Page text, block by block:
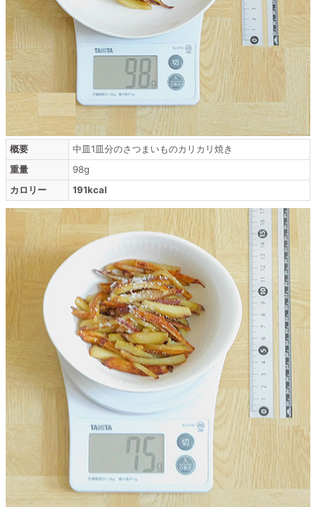
概要
中皿1皿分のさつまいものカリカリ焼き
重量
98g
カロリー
191kcal